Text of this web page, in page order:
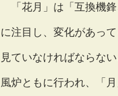
「花月」は「互換機鋒
に注目し、変化があっ
見ていなければならな
風炉ともに行われ、「